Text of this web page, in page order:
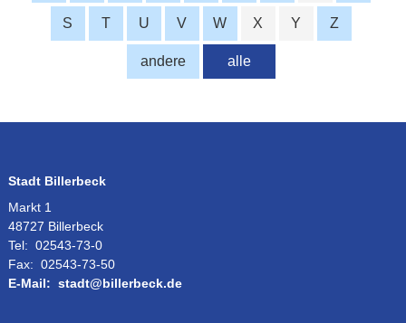
alle
S T U V W X Y Z
andere
Stadt Billerbeck
Markt 1
48727 Billerbeck
Tel: 02543-73-0
Fax: 02543-73-50
E-Mail: stadt@billerbeck.de